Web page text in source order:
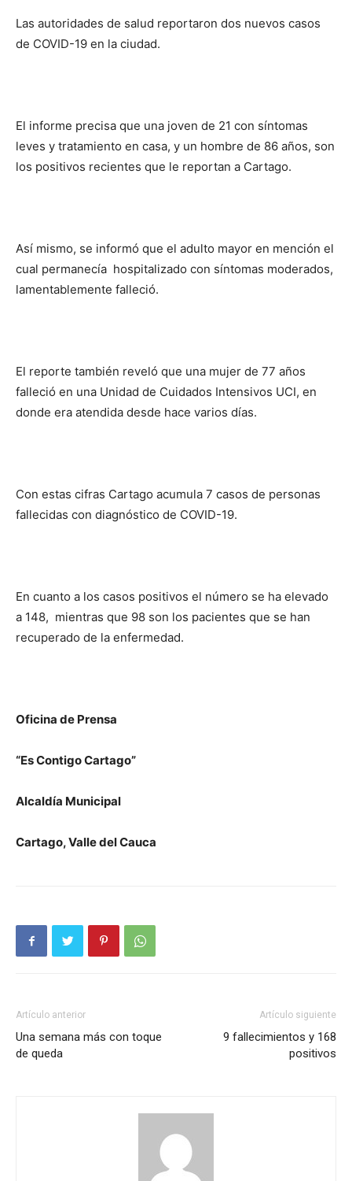
Las autoridades de salud reportaron dos nuevos casos
de COVID-19 en la ciudad.
El informe precisa que una joven de 21 con síntomas
leves y tratamiento en casa, y un hombre de 86 años, son
los positivos recientes que le reportan a Cartago.
Así mismo, se informó que el adulto mayor en mención el
cual permanecía hospitalizado con síntomas moderados,
lamentablemente falleció.
El reporte también reveló que una mujer de 77 años
falleció en una Unidad de Cuidados Intensivos UCI, en
donde era atendida desde hace varios días.
Con estas cifras Cartago acumula 7 casos de personas
fallecidas con diagnóstico de COVID-19.
En cuanto a los casos positivos el número se ha elevado
a 148, mientras que 98 son los pacientes que se han
recuperado de la enfermedad.
Oficina de Prensa
“Es Contigo Cartago”
Alcaldía Municipal
Cartago, Valle del Cauca
Artículo anterior
Una semana más con toque
de queda
Artículo siguiente
9 fallecimientos y 168
positivos